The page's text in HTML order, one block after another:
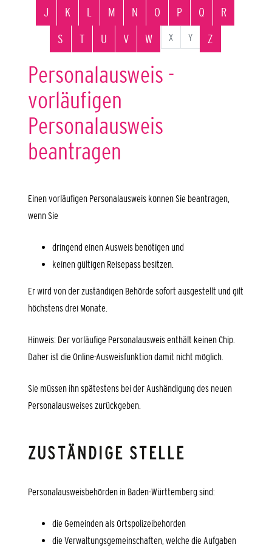
J
K L M N O P Q
R
S
T U V W X Y Z
Personalausweis -
vorläufigen
Personalausweis
beantragen
Einen vorläufigen Personalausweis können Sie beantragen,
wenn Sie
dringend einen Ausweis benötigen und
keinen gültigen Reisepass besitzen.
Er wird von der zuständigen Behörde sofort ausgestellt und gilt
höchstens drei Monate.
Hinweis: Der vorläufige Personalausweis enthält keinen Chip.
Daher ist die Online-Ausweisfunktion damit nicht möglich.
Sie müssen ihn spätestens bei der Aushändigung des neuen
Personalausweises zurückgeben.
ZUSTÄNDIGE STELLE
Personalausweisbehörden in Baden-Württemberg sind:
die Gemeinden als Ortspolizeibehörden
die Verwaltungsgemeinschaften, welche die Aufgaben